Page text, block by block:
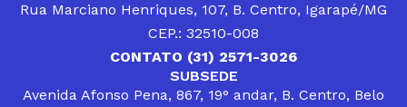
Rua Marciano Henriques, 107, B. Centro, Igarapé/MG
CEP.: 32510-008
CONTATO (31) 2571-3026
SUBSEDE
Avenida Afonso Pena, 867, 19° andar, B. Centro, Belo